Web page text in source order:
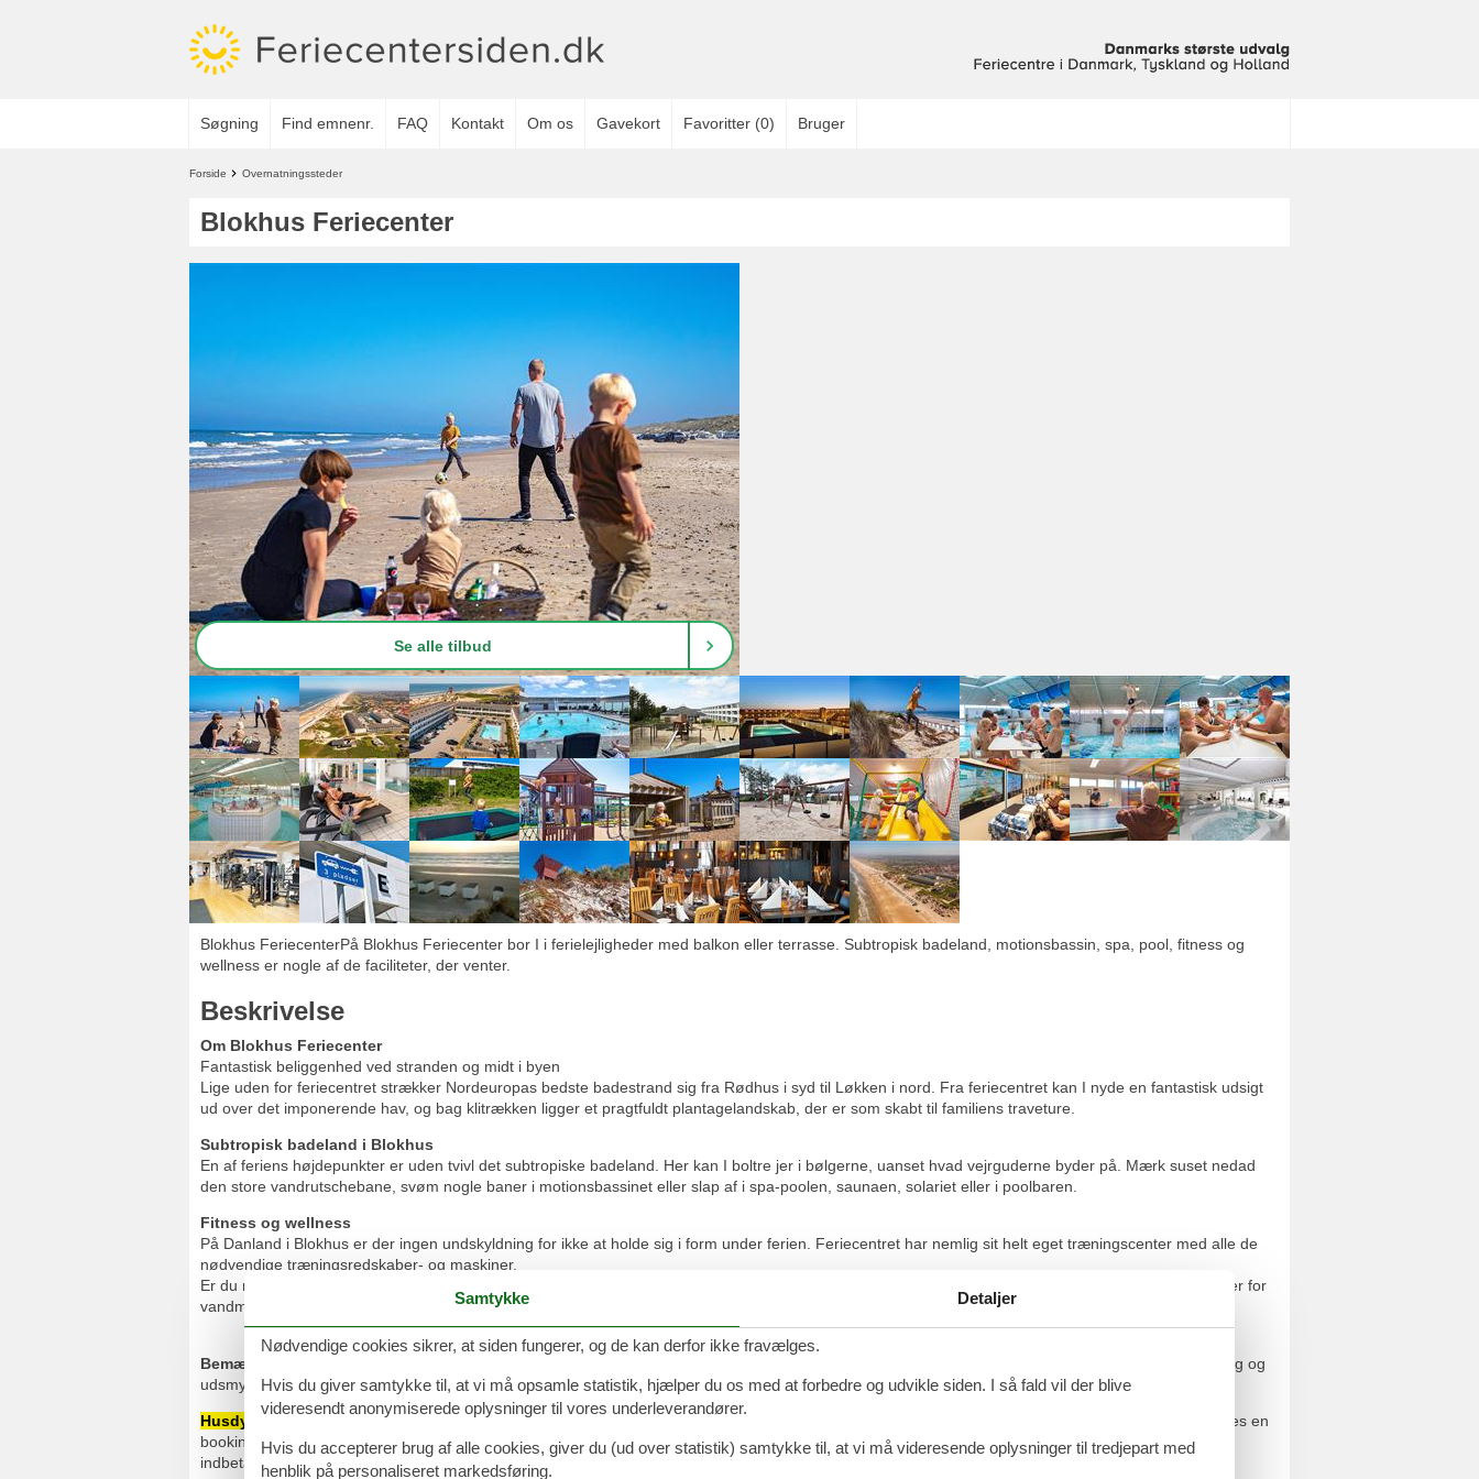
Søgning Find emnenr. FAQ Kontakt Om os Gavekort Favoritter (0) Bruger
Forside Overnatningssteder
Blokhus Feriecenter
Se alle tilbud
Blokhus FeriecenterPå Blokhus Feriecenter bor I i ferielejligheder med balkon eller terrasse. Subtropisk badeland, motionsbassin, spa, pool, fitness og
wellness er nogle af de faciliteter, der venter.
Beskrivelse
Om Blokhus Feriecenter
Fantastisk beliggenhed ved stranden og midt i byen
Lige uden for feriecentret strækker Nordeuropas bedste badestrand sig fra Rødhus i syd til Løkken i nord. Fra feriecentret kan I nyde en fantastisk udsigt
ud over det imponerende hav, og bag klitrækken ligger et pragtfuldt plantagelandskab, der er som skabt til familiens traveture.
Subtropisk badeland i Blokhus
En af feriens højdepunkter er uden tvivl det subtropiske badeland. Her kan I boltre jer i bølgerne, uanset hvad vejrguderne byder på. Mærk suset nedad
den store vandrutschebane, svøm nogle baner i motionsbassinet eller slap af i spa-poolen, saunaen, solariet eller i poolbaren.
Fitness og wellness
På Danland i Blokhus er der ingen undskyldning for ikke at holde sig i form under ferien. Feriecentret har nemlig sit helt eget træningscenter med alle de
nødvendige træningsredskaber- og maskiner.
Er du mere til afslapning og wellness, så besøg feriecentrets relaxområde med bl.a. spabad, tyrkisk dampbad og flere bassiner med forskellige former for
vandmassage.
Bemærk!
- Da alle husene har individuelle ejere, kan indretning og udstyr variere fra hus til hus. De viste billeder afspejler ikke alle husenes indretning og
udsmykning.
Husdyr:
Antallet af boliger, hvor husdyr er tilladt, er begrænset, og en booking med husdyr er derfor altid på forespørgsel - også selvom der modtages en
bookingbekræftelse (denne gælder udelukkende boligtypen). Først når vi sender en sep. bekræftelse for husdyr er bookingen bindende og lejen skal
indbetales.
Samtykke Detaljer
Nødvendige cookies sikrer, at siden fungerer, og de kan derfor ikke fravælges.
Hvis du giver samtykke til, at vi må opsamle statistik, hjælper du os med at forbedre og udvikle siden. I så fald vil der blive
videresendt anonymiserede oplysninger til vores underleverandører.
Hvis du accepterer brug af alle cookies, giver du (ud over statistik) samtykke til, at vi må videresende oplysninger til tredjepart med
henblik på personaliseret markedsføring.